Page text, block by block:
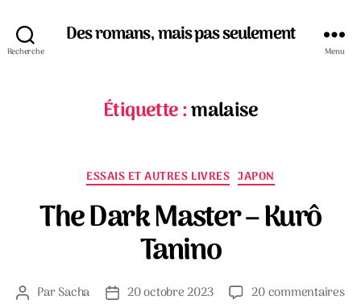
Recherche
Des romans, mais pas seulement
Menu
Étiquette :malaise
Catégories
ESSAIS ET AUTRES LIVRES JAPON
The Dark Master – Kurô
Tanino
Auteur
ParSacha
Date20 octobre 2023 20 commentairessur